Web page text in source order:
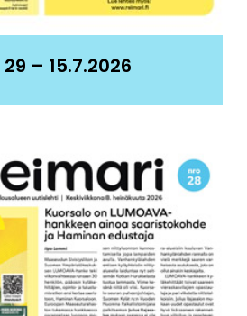
– 15.7.2026